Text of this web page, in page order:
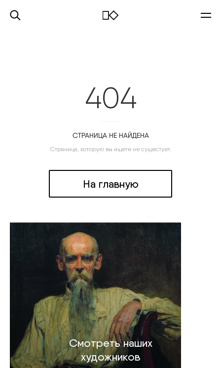
404
СТРАНИЦА НЕ НАЙДЕНА
Страница, которую вы ищете не сущестует.
На главную
Смотреть наших
художников